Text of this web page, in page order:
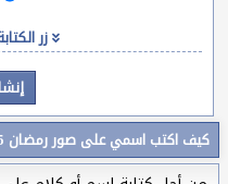
زر
كيف اكتب اسمي على صور رمضان 2025 ؟